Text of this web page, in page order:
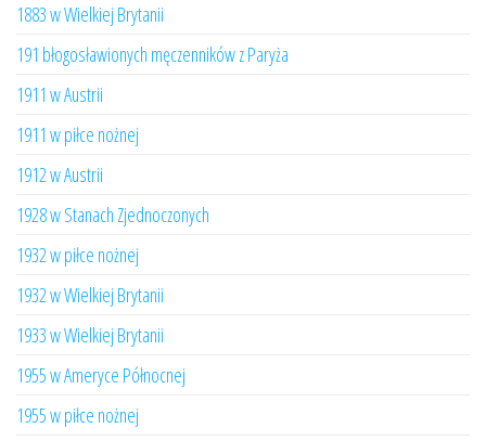
1883 w Wielkiej Brytanii
191 błogosławionych męczenników z Paryża
1911 w Austrii
1911 w piłce nożnej
1912 w Austrii
1928 w Stanach Zjednoczonych
1932 w piłce nożnej
1932 w Wielkiej Brytanii
1933 w Wielkiej Brytanii
1955 w Ameryce Północnej
1955 w piłce nożnej